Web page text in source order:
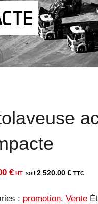
€ 2 520.00 €
: promotion, Vente